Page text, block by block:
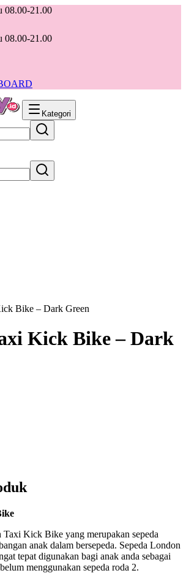
08.00-21.00
08.00-21.00
Kategori
Bike – Dark Green
Kick Bike – Dark
Taxi Kick Bike yang merupakan sepeda
anak dalam bersepeda. Sepeda London
tepat digunakan bagi anak anda sebagai
menggunakan sepeda roda 2.